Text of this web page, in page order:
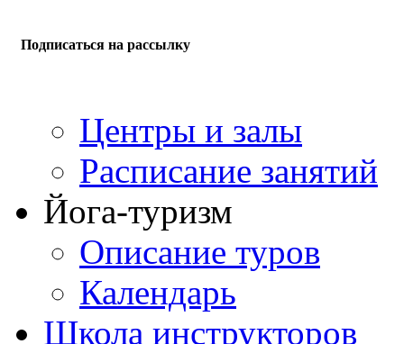
Подписаться на рассылку
Центры и залы
Расписание занятий
Йога-туризм
Описание туров
Календарь
Школа инструкторов